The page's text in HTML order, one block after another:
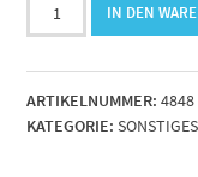
Steckverbinder
BIG
Version.
schwarz
IN DEN
ARTIKELNUMMER: 4848
KATEGORIE: